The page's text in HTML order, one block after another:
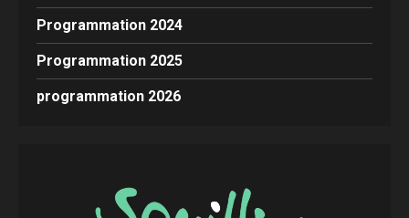
Programmation 2024
Programmation 2025
programmation 2026